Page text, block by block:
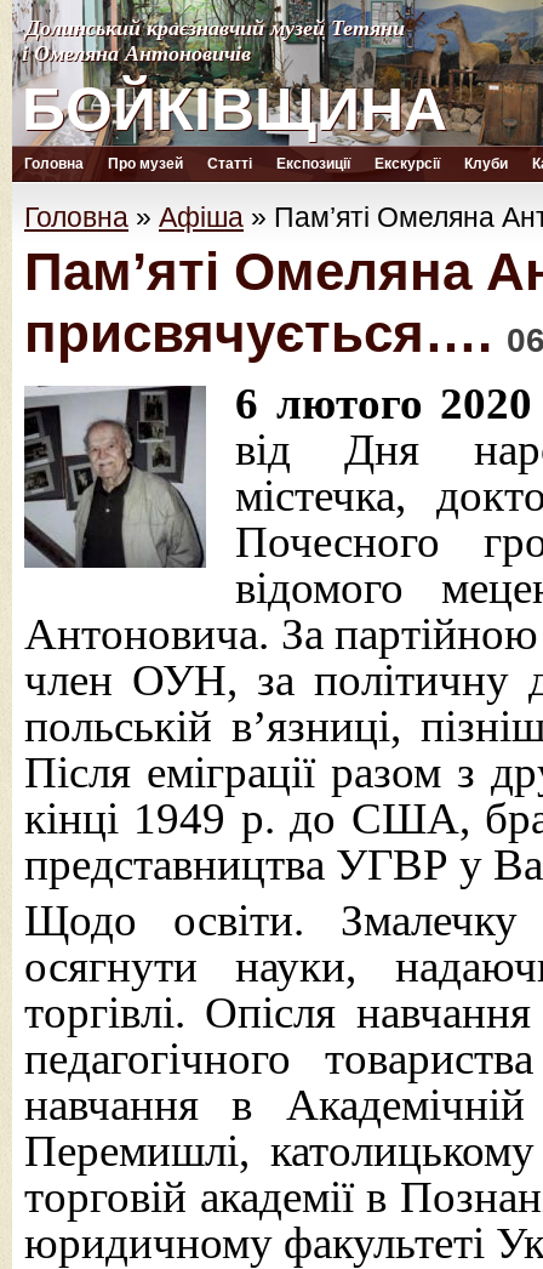
Долинський краєзнавчий музей Тетяни
і Омеляна Антоновичів
БОЙКІВЩИНА
Долинський краєзнавчий музей Тетяни
і Омеляна Антоновичів
БОЙКІВЩИНА
Головна Про музей Статті Експозиції Екскурсії Клуби
Головна » Афіша » Пам’яті Омеляна
Пам’яті Омеляна
присвячується….
6 лютого
від Дня
містечка,
Почесного
відомого
Антоновича. За
член ОУН, за політичну
польській в’язниці,
Після еміграції разом з
кінці 1949 р. до США,
представництва УГВР у
Щодо освіти. Змалечку
осягнути науки,
торгівлі. Опісля
педагогічного
навчання в
Перемишлі,
торговій академії в
юридичному факультеті